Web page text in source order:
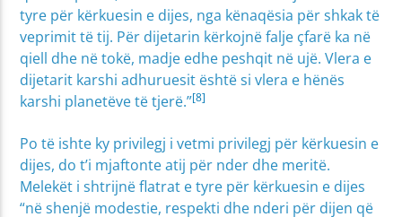
tyre për kërkuesin e dijes, nga kënaqësia për shkak të
veprimit të tij. Për dijetarin kërkojnë falje çfarë ka në
qiell dhe në tokë, madje edhe peshqit në ujë. Vlera e
dijetarit karshi adhuruesit është si vlera e hënës
karshi planetëve të tjerë.”[8]
Po të ishte ky privilegj i vetmi privilegj për kërkuesin e
dijes, do t’i mjaftonte atij për nder dhe meritë.
Melekët i shtrijnë flatrat e tyre për kërkuesin e dijes
“në shenjë modestie, respekti dhe nderi për dijen që